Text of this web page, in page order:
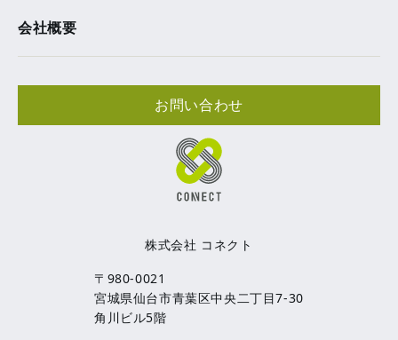
株式会社 コネクト
〒980-0021
宮城県仙台市青葉区中央二丁目7-30
角川ビル5階
会社概要
お問い合わせ